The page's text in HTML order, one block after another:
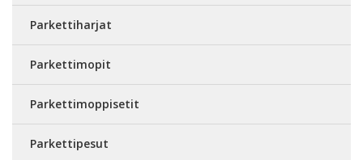
Parkettiharjat
Parkettimopit
Parkettimoppisetit
Parkettipesut